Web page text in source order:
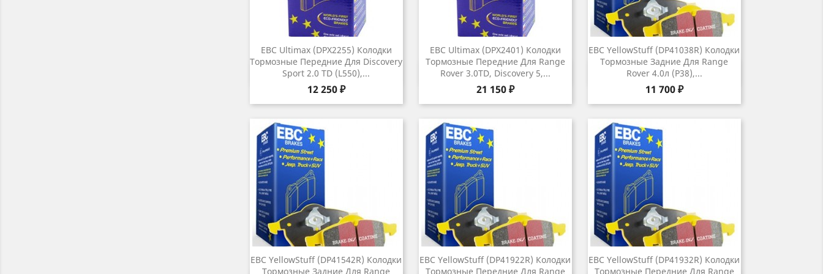
EBC Ultimax (DPX2255) Колодки
Тормозные Передние Для Discovery
Sport 2.0 TD (L550),...
Цена
12 250 ₽
Быстрый просмотр
EBC Ultimax (DPX2401) Колодки
Тормозные Передние Для Range
Rover 3.0TD, Discovery 5,...
Цена
21 150 ₽
Быстрый просмотр
EBC YellowStuff (DP41038R) Колодки
Тормозные Задние Для Range
Rover 4.0л (P38),...
Цена
11 700 ₽
Быстрый просмотр
EBC YellowStuff (DP41542R) Колодки
Тормозные Задние Для Range
EBC YellowStuff (DP41922R) Колодки
Тормозные Передние Для Range
EBC YellowStuff (DP41932R) Колодки
Тормозные Передние Для Range